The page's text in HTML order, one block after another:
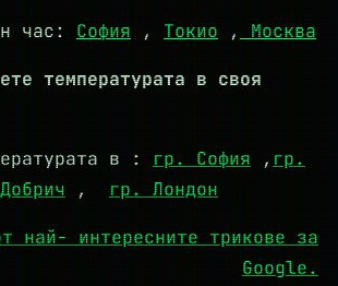
час: София , Токио , Москва
температурата в своя
в : гр. София , гр.
, гр. Лондон
най- интересните трикове за
Google.